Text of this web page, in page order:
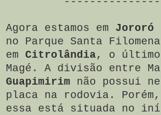
Agora estamos em Jororó
no Parque Santa
em Citrolândia, o
Magé. A divisão entre
Guapimirim não possui
placa na rodovia. Porém,
essa está situada no